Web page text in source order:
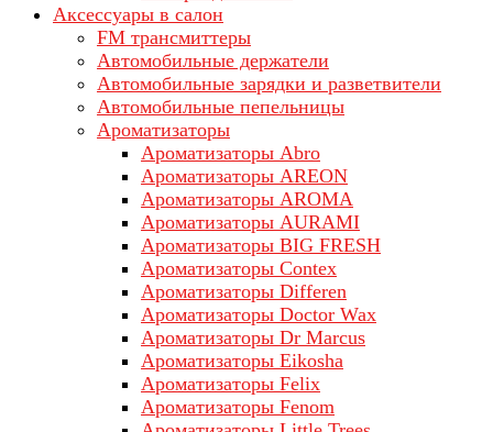
Аксессуары в салон
FM трансмиттеры
Автомобильные держатели
Автомобильные зарядки и разветвители
Автомобильные пепельницы
Ароматизаторы
Ароматизаторы Abro
Ароматизаторы AREON
Ароматизаторы AROMA
Ароматизаторы AURAMI
Ароматизаторы BIG FRESH
Ароматизаторы Contex
Ароматизаторы Differen
Ароматизаторы Doctor Wax
Ароматизаторы Dr Marcus
Ароматизаторы Eikosha
Ароматизаторы Felix
Ароматизаторы Fenom